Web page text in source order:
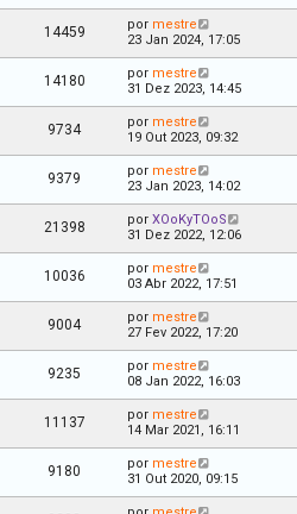
14459 por mestre
23 Jan 2024, 17:05
14180 por mestre
31 Dez 2023, 14:45
9734 por mestre
19 Out 2023, 09:32
9379 por mestre
23 Jan 2023, 14:02
21398 por XOoKyTOoS
31 Dez 2022, 12:06
10036 por mestre
03 Abr 2022, 17:51
9004 por mestre
27 Fev 2022, 17:20
9235 por mestre
08 Jan 2022, 16:03
11137 por mestre
14 Mar 2021, 16:11
9180 por mestre
31 Out 2020, 09:15